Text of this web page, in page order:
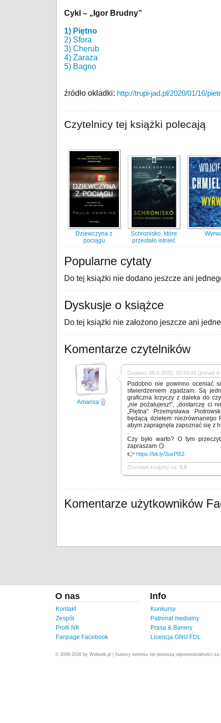
Cykl – „Igor Brudny”
1) Piętno
2) Sfora
3) Cherub
4) Zaraza
5) Bagno
źródło okładki: http://trupi-jad.pl/2020/01/16/
Czytelnicy tej książki polecają
Dziewczyna z
pociągu
Schronisko, które
przestało istnieć
Popularne cytaty
Do tej książki nie dodano jeszcze ani
Dyskusje o książce
Do tej książki nie założono jeszcze ani
Komentarze czytelników
Amarisa
Dodano: 08 II 2022, 10:34:09 (ponad 4
Podobno nie powinno oceniać
stwierdzeniem zgadzam. Są
graficzna krzyczy z daleka do
„nie pożałujesz!”, „dostarczę ci
„Piętna” Przemysława
będącą dziełem niezrównanego
abym zapragnęła zapoznać się z
.
Czy było warto? O tym
zapraszam 😏
👉 https://bit.ly/3uxPt52
Oceniam książkę na: 5.0
Komentarze użytkowników
O nas
Kontakt
Zespół
Profil NK
Fanpage Facebook
Info
Konkursy
Patronat medialny
Prasa & Banery
Licencja GNU FDL
© 2009-2026 by Webook.pl | Autorzy serwisu nie ponoszą odpowiedzialności